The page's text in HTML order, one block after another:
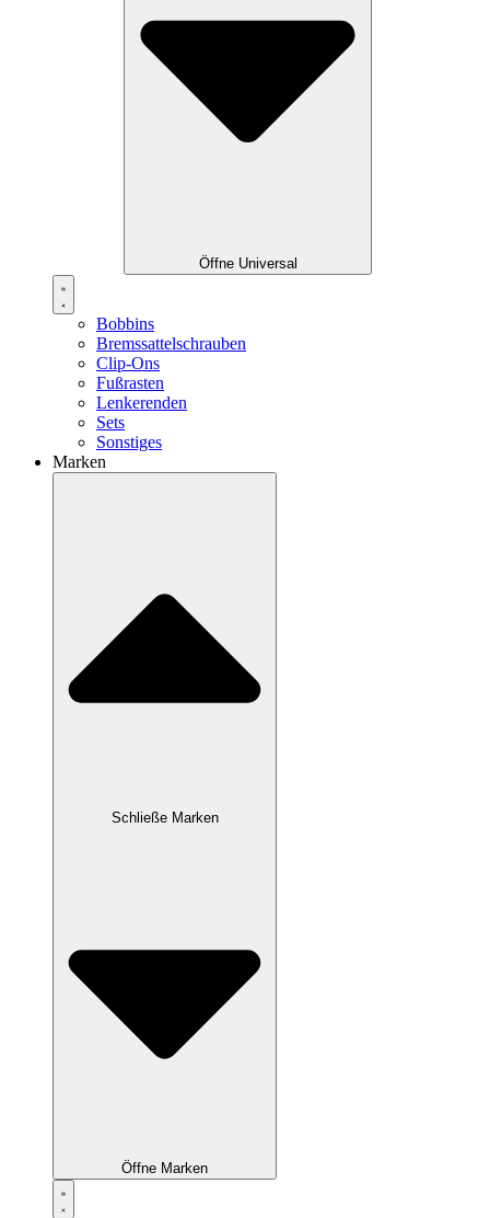
Öffne Universal
Bobbins
Bremssattelschrauben
Clip-Ons
Fußrasten
Lenkerenden
Sets
Sonstiges
Marken
Schließe Marken
Öffne Marken